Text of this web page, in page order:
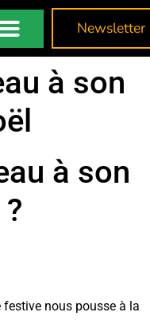
Newsletter
à son
à son
festive nous pousse à la